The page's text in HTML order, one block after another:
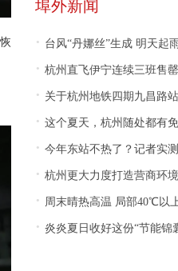
埠外新闻
· 台风“丹娜丝”生成 明天起
· 杭州直飞伊宁连续三班售罄
· 关于杭州地铁四期九昌路站等3处点位主
· 这个夏天，杭州随处都有
· 今年东站不热了？记者实测室温，确实
· 杭州更大力度打造营商环
· 周末晴热高温 局部40℃以
· 炎炎夏日收好这份“节能锦